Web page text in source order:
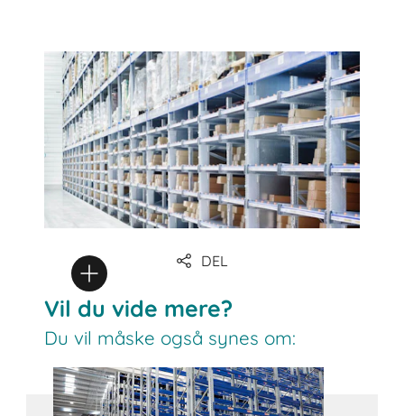
DEL
Vil du vide mere?
Du vil måske også synes om: